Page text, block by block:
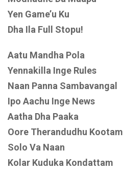
Yen Game’u Ku
Dha Ila Full Stopu!
Aatu Mandha Pola
Yennakilla Inge Rules
Naan Panna Sambavangal
Ipo Aachu Inge News
Aatha Dha Paaka
Oore Therandudhu Kootam
Solo Va Naan
Kolar Kuduka Kondattam